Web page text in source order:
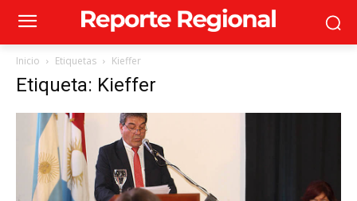
Inicio Etiquetas Kieffer
Etiqueta: Kieffer